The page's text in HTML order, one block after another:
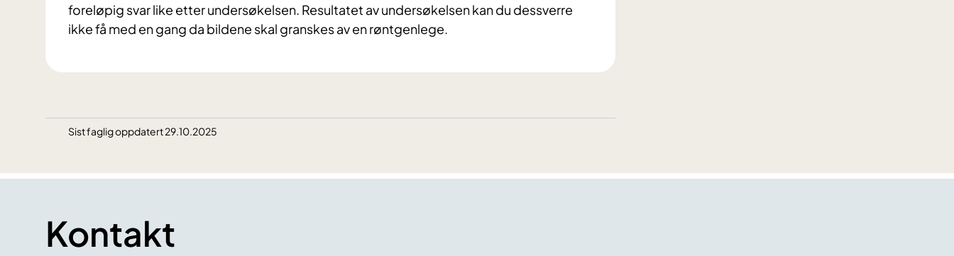
foreløpig svar like etter undersøkelsen. Resultatet av undersøkelsen kan du dessverre
ikke få med en gang da bildene skal granskes av en røntgenlege.
Sist faglig oppdatert 29.10.2025
Kontakt